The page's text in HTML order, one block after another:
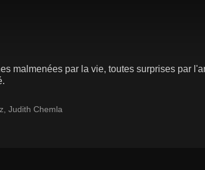
malmenées par la vie, toutes surprises par
Judith Chemla